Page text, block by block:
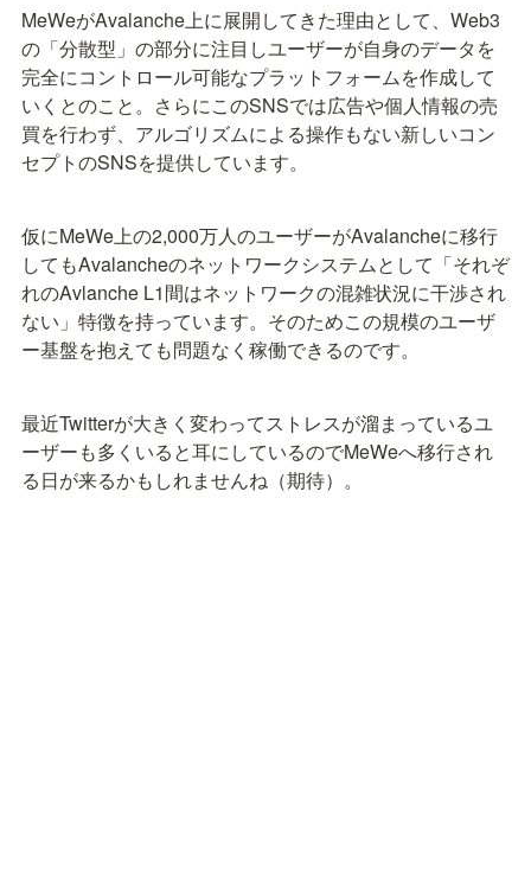
MeWeがAvalanche上に展開してきた理由として、Web3
の「分散型」の部分に注目しユーザーが自身のデータを
完全にコントロール可能なプラットフォームを作成して
いくとのこと。さらにこのSNSでは広告や個人情報の売
買を行わず、アルゴリズムによる操作もない新しいコン
セプトのSNSを提供しています。
仮にMeWe上の2,000万人のユーザーがAvalancheに移行
してもAvalancheのネットワークシステムとして「それぞ
れのAvlanche L1間はネットワークの混雑状況に干渉され
ない」特徴を持っています。そのためこの規模のユーザ
ー基盤を抱えても問題なく稼働できるのです。
最近Twitterが大きく変わってストレスが溜まっているユ
ーザーも多くいると耳にしているのでMeWeへ移行され
る日が来るかもしれませんね（期待）。